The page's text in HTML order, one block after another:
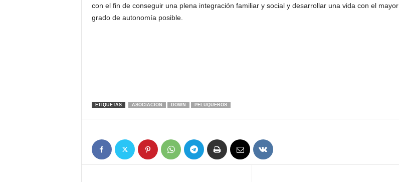
con el fin de conseguir una plena integración familiar y social y desarrollar una vida con el mayor
grado de autonomía posible.
ETIQUETAS ASOCIACION DOWN PELUQUEROS